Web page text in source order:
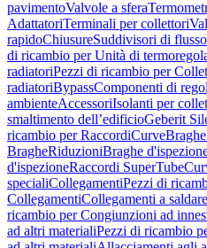
pavimentoValvole a sfera
AdattatoriTerminali per collettori
rapidoChiusureSuddivisori di flusso
di ricambio per Unità di
radiatoriPezzi di ricambio per
radiatoriBypassComponenti di
ambienteAccessoriIsolanti per
smaltimento dell’edificioGeberit
ricambio per RaccordiCurveBraghe
BragheRiduzioniBraghe
d'ispezioneRaccordi SuperTube
specialiCollegamentiPezzi di
CollegamentiCollegamenti a saldare
ricambio per Congiunzioni ad
ad altri materialiPezzi di ricambio